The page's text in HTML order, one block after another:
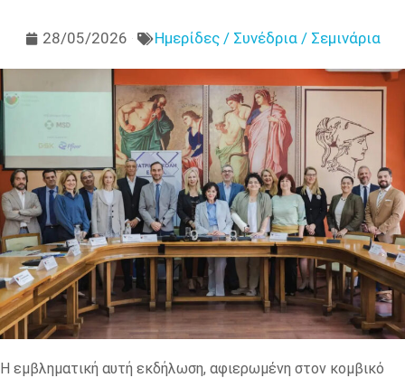
28/05/2026 Ημερίδες / Συνέδρια / Σεμινάρια
Η εμβληματική αυτή εκδήλωση, αφιερωμένη στον κομβικό